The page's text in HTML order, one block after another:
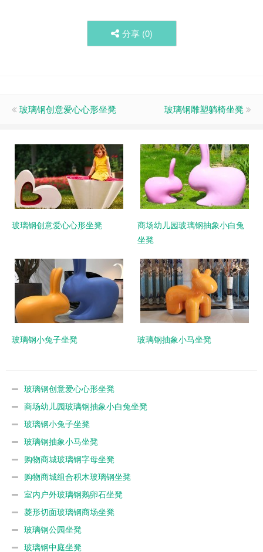
分享 (0)
玻璃钢创意爱心心形坐凳 玻璃钢雕塑躺椅坐凳
玻璃钢创意爱心心形坐凳
商场幼儿园玻璃钢抽象小白兔
坐凳
玻璃钢小兔子坐凳 玻璃钢抽象小马坐凳
玻璃钢创意爱心心形坐凳
商场幼儿园玻璃钢抽象小白兔坐凳
玻璃钢小兔子坐凳
玻璃钢抽象小马坐凳
购物商城玻璃钢字母坐凳
购物商城组合积木玻璃钢坐凳
室内户外玻璃钢鹅卵石坐凳
菱形切面玻璃钢商场坐凳
玻璃钢公园坐凳
玻璃钢中庭坐凳